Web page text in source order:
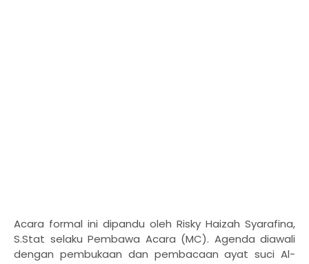
Acara formal ini dipandu oleh Risky Haizah Syarafina,
S.Stat selaku Pembawa Acara (MC). Agenda diawali
dengan pembukaan dan pembacaan ayat suci Al-